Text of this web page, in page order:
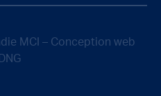
MCI – Conception web